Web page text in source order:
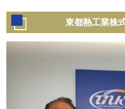
東都熱工業株